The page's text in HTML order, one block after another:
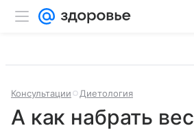
Консультации Диетология
А как набрать вес